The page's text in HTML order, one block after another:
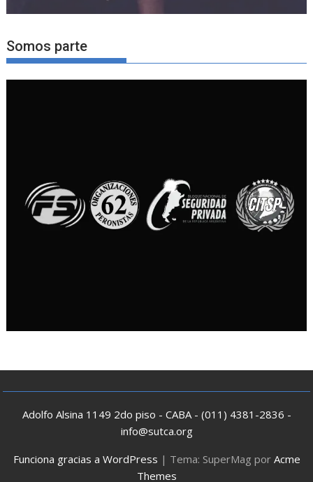
Somos parte
Adolfo Alsina 1149 2do piso - CABA - (011) 4381-2836 -
info@sutca.org
Funciona gracias a WordPress | Tema: SuperMag por Acme
Themes